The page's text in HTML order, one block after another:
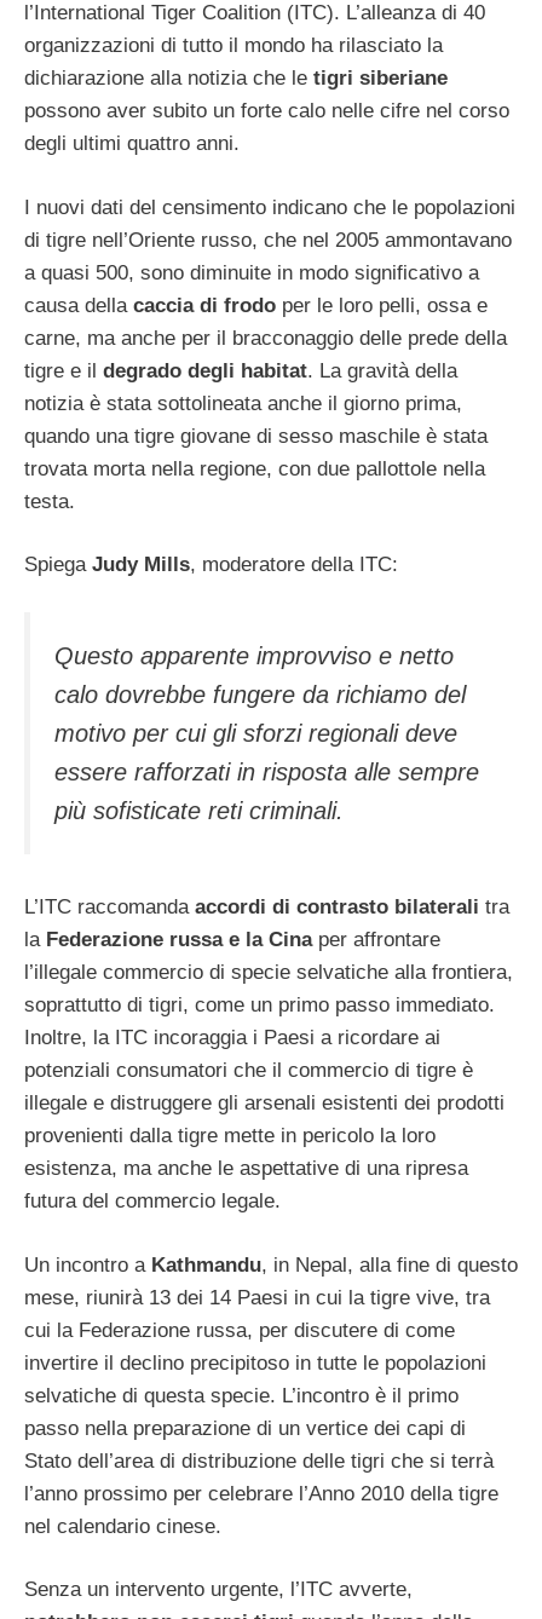
l’International Tiger Coalition (ITC). L’alleanza di 40
organizzazioni di tutto il mondo ha rilasciato la
dichiarazione alla notizia che le tigri siberiane
possono aver subito un forte calo nelle cifre nel corso
degli ultimi quattro anni.
I nuovi dati del censimento indicano che le popolazioni
di tigre nell’Oriente russo, che nel 2005 ammontavano
a quasi 500, sono diminuite in modo significativo a
causa della caccia di frodo per le loro pelli, ossa e
carne, ma anche per il bracconaggio delle prede della
tigre e il degrado degli habitat. La gravità della
notizia è stata sottolineata anche il giorno prima,
quando una tigre giovane di sesso maschile è stata
trovata morta nella regione, con due pallottole nella
testa.
Spiega Judy Mills, moderatore della ITC:
Questo apparente improvviso e netto
calo dovrebbe fungere da richiamo del
motivo per cui gli sforzi regionali deve
essere rafforzati in risposta alle sempre
più sofisticate reti criminali.
L’ITC raccomanda accordi di contrasto bilaterali tra
la Federazione russa e la Cinaper affrontare
l’illegale commercio di specie selvatiche alla frontiera,
soprattutto di tigri, come un primo passo immediato.
Inoltre, la ITC incoraggia i Paesi a ricordare ai
potenziali consumatori che il commercio di tigre è
illegale e distruggere gli arsenali esistenti dei prodotti
provenienti dalla tigre mette in pericolo la loro
esistenza, ma anche le aspettative di una ripresa
futura del commercio legale.
Un incontro a Kathmandu, in Nepal, alla fine di questo
mese, riunirà 13 dei 14 Paesi in cui la tigre vive, tra
cui la Federazione russa, per discutere di come
invertire il declino precipitoso in tutte le popolazioni
selvatiche di questa specie. L’incontro è il primo
passo nella preparazione di un vertice dei capi di
Stato dell’area di distribuzione delle tigri che si terrà
l’anno prossimo per celebrare l’Anno 2010 della tigre
nel calendario cinese.
Senza un intervento urgente, l’ITC avverte,